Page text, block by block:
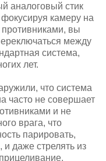
аналоговый стик
камеру на
вы
между
система,
лет.
что система
часто не совершает
и не
врага, что
парировать,
даже стрелять из